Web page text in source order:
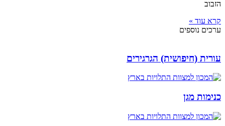
הזבוב
קרא עוד »
ערכים נוספים
עורית (חיפושית) הגרגירים
כנימות מגן